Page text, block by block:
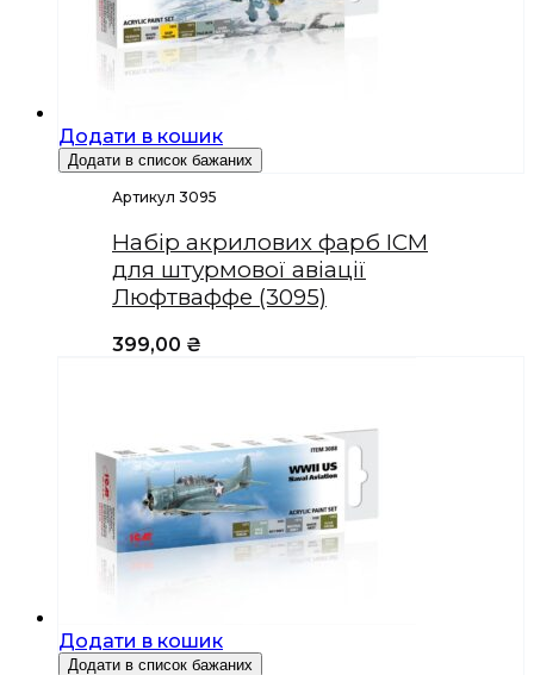
Додати в кошик
Додати в список бажаних
Артикул 3095
Набір акрилових фарб ICM
для штурмової авіації
Люфтваффе (3095)
399,00 ₴
Додати в кошик
Додати в список бажаних